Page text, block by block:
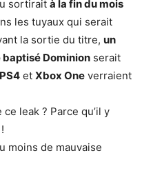
sortirait à la fin du mois
les tuyaux qui serait
la sortie du titre, un
Dominion serait
PS4 et Xbox One verraient
leak ? Parce qu’il y
!
moins de mauvaise